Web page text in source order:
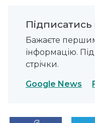
Бажаєте
інформацію.
стрічки.
Google News